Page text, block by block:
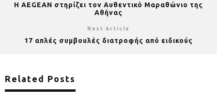
Η ΑEGEAN στηρίζει τον Αυθεντικό Μαραθώνιο της
Αθήνας
Next Article
17 απλές συμβουλές διατροφής από ειδικούς
Related Posts